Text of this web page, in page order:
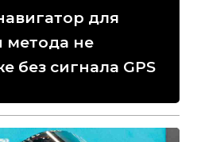
для
метода не
без сигнала GPS